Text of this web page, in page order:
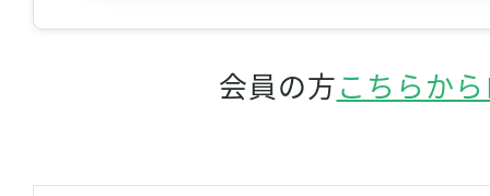
会員の方こちらか